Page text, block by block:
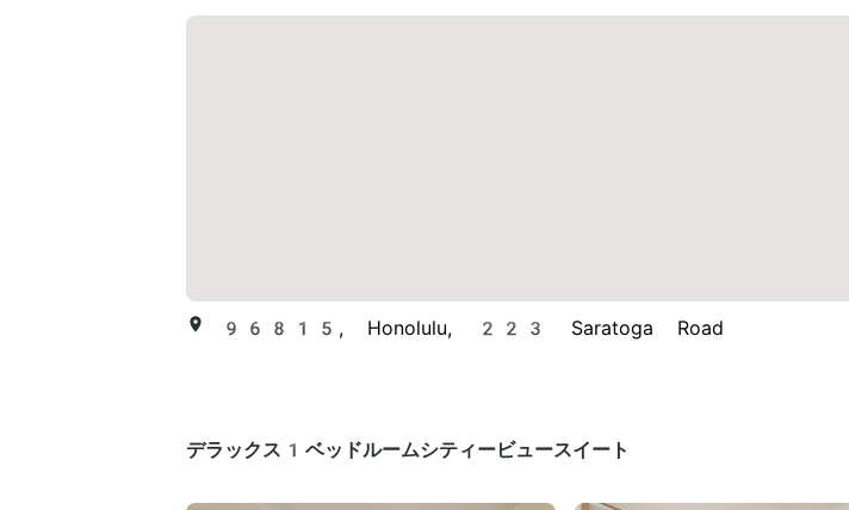
96815, Honolulu, 223 Saratoga Road
デラックス1ベッドルームシティービュースイート